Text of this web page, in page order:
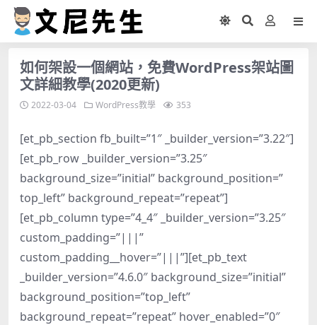
如何架設一個網站，免費WordPress架站圖
文詳細教學(2020更新)
2022-03-04 WordPress教學 353
[et_pb_section fb_built=”1″ _builder_version=”3.22″]
[et_pb_row _builder_version=”3.25″
background_size=”initial” background_position=”
top_left” background_repeat=”repeat”]
[et_pb_column type=”4_4″ _builder_version=”3.25″
custom_padding=”|||”
custom_padding__hover=”|||”][et_pb_text
_builder_version=”4.6.0″ background_size=”initial”
background_position=”top_left”
background_repeat=”repeat” hover_enabled=”0″